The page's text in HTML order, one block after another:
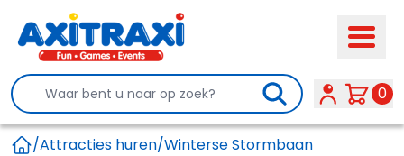
Search 0
/Attracties huren/Winterse Stormbaan